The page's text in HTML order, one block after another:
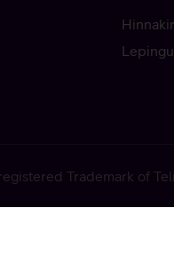
Trademark of